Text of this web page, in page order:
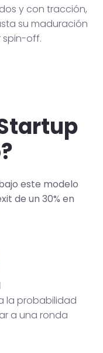
y con tracción,
su maduración
spin-off.
este modelo
de un 30% en
la probabilidad
a una ronda